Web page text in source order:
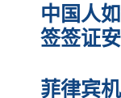
中国人
签签证
菲律宾